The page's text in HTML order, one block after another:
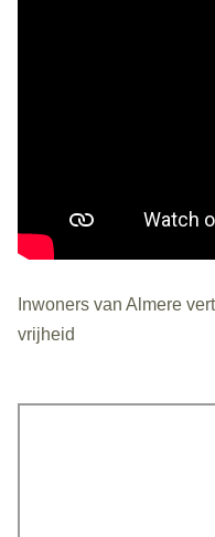
Inwoners van Almere
vrijheid